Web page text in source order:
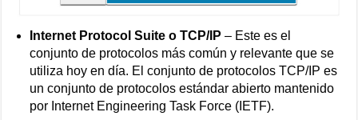
Internet Protocol Suite o TCP/IP – Este es el
conjunto de protocolos más común y relevante que se
utiliza hoy en día. El conjunto de protocolos TCP/IP es
un conjunto de protocolos estándar abierto mantenido
por Internet Engineering Task Force (IETF).